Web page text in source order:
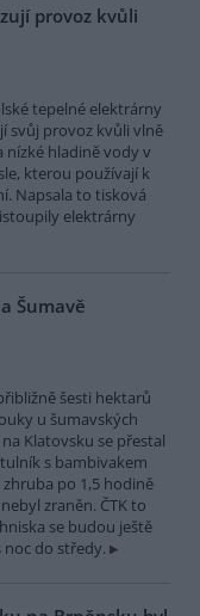
provoz kvůli
tepelné elektrárny
svůj provoz kvůli vlně
nízké hladině vody v
kterou používají k
Napsala to tisková
elektrárny
Šumavě
šesti hektarů
u šumavských
Klatovsku se přestal
s bambivakem
po 1,5 hodině
zraněn. ČTK to
se budou ještě
do středy.